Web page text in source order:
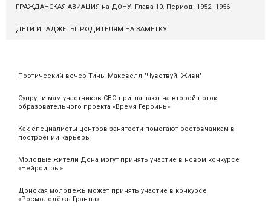
Поэтический вечер Тины Максвелл "Чувствуй. Живи"
Супруг и мам участников СВО приглашают на второй поток
образовательного проекта «Время Героинь»
Как специалисты центров занятости помогают ростовчанкам в
построении карьеры
Молодые жители Дона могут принять участие в новом конкурсе
«Нейроигры»
Донская молодёжь может принять участие в конкурсе
«Росмолодёжь.Гранты»
ГРАЖДАНСКАЯ АВИАЦИЯ на ДОНУ. Глава 10. Период: 1952–1956
ДЕТИ И ГАДЖЕТЫ. РОДИТЕЛЯМ НА ЗАМЕТКУ